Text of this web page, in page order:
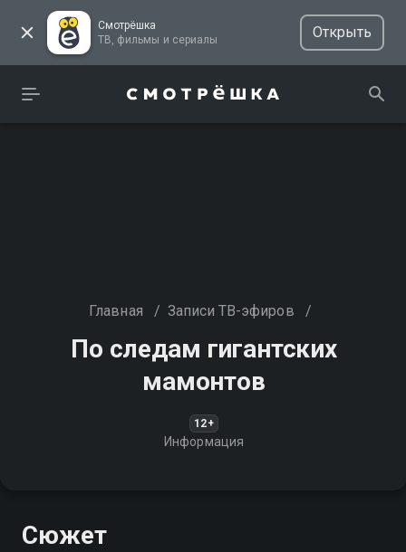
Смотрёшка
ТВ, фильмы и сериалы
Открыть
Главная / Записи ТВ-эфиров /
По следам гигантских
мамонтов
12+
Информация
Сюжет